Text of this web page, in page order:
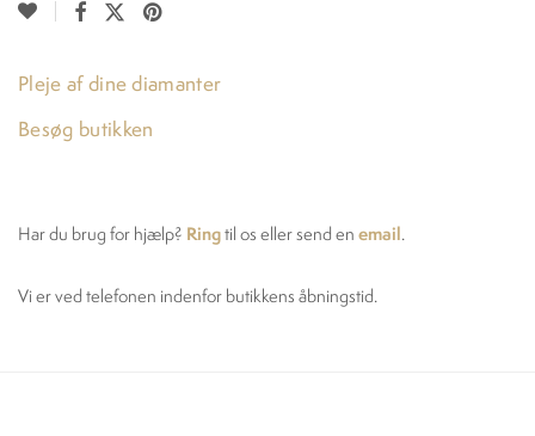
Pleje af dine diamanter
Besøg butikken
Har du brug for hjælp? Ringtil os eller send en email.
Vi er ved telefonen indenfor butikkens åbningstid.